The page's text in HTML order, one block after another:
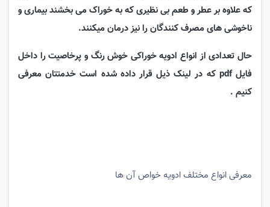
کهعلاوهبرعطرو طعمبینظیریکهبهخوراکمیبخشند بیماریو
ناخوشیهایمصرفکنندگانرانیزدرمانمیکنند.
حال تعدادی از انواع ادویه خوراکی خوش رنگ و پرخاصیت را داخل
فایل pdf که در لینک ذیل قرار داده شده است خدمتتان معرفی
کنیم .
معرفی انواع مختلف ادویه خواص آن ها